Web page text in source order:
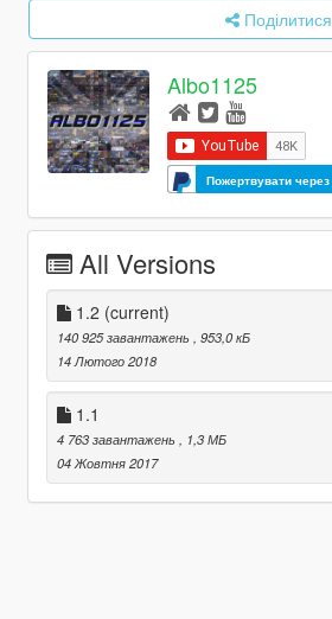
Поділитися
Albo1125
Пожертвувати через
All Versions
1.2 (current)
140 925 завантажень , 953,0 кБ
14 Лютого 2018
1.1
4 763 завантажень , 1,3 МБ
04 Жовтня 2017